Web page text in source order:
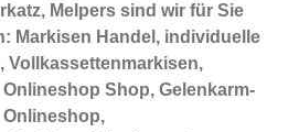
Melpers sind wir für Sie
Markisen Handel, individuelle
Vollkassettenmarkisen,
Shop, Gelenkarm-
Onlineshop,